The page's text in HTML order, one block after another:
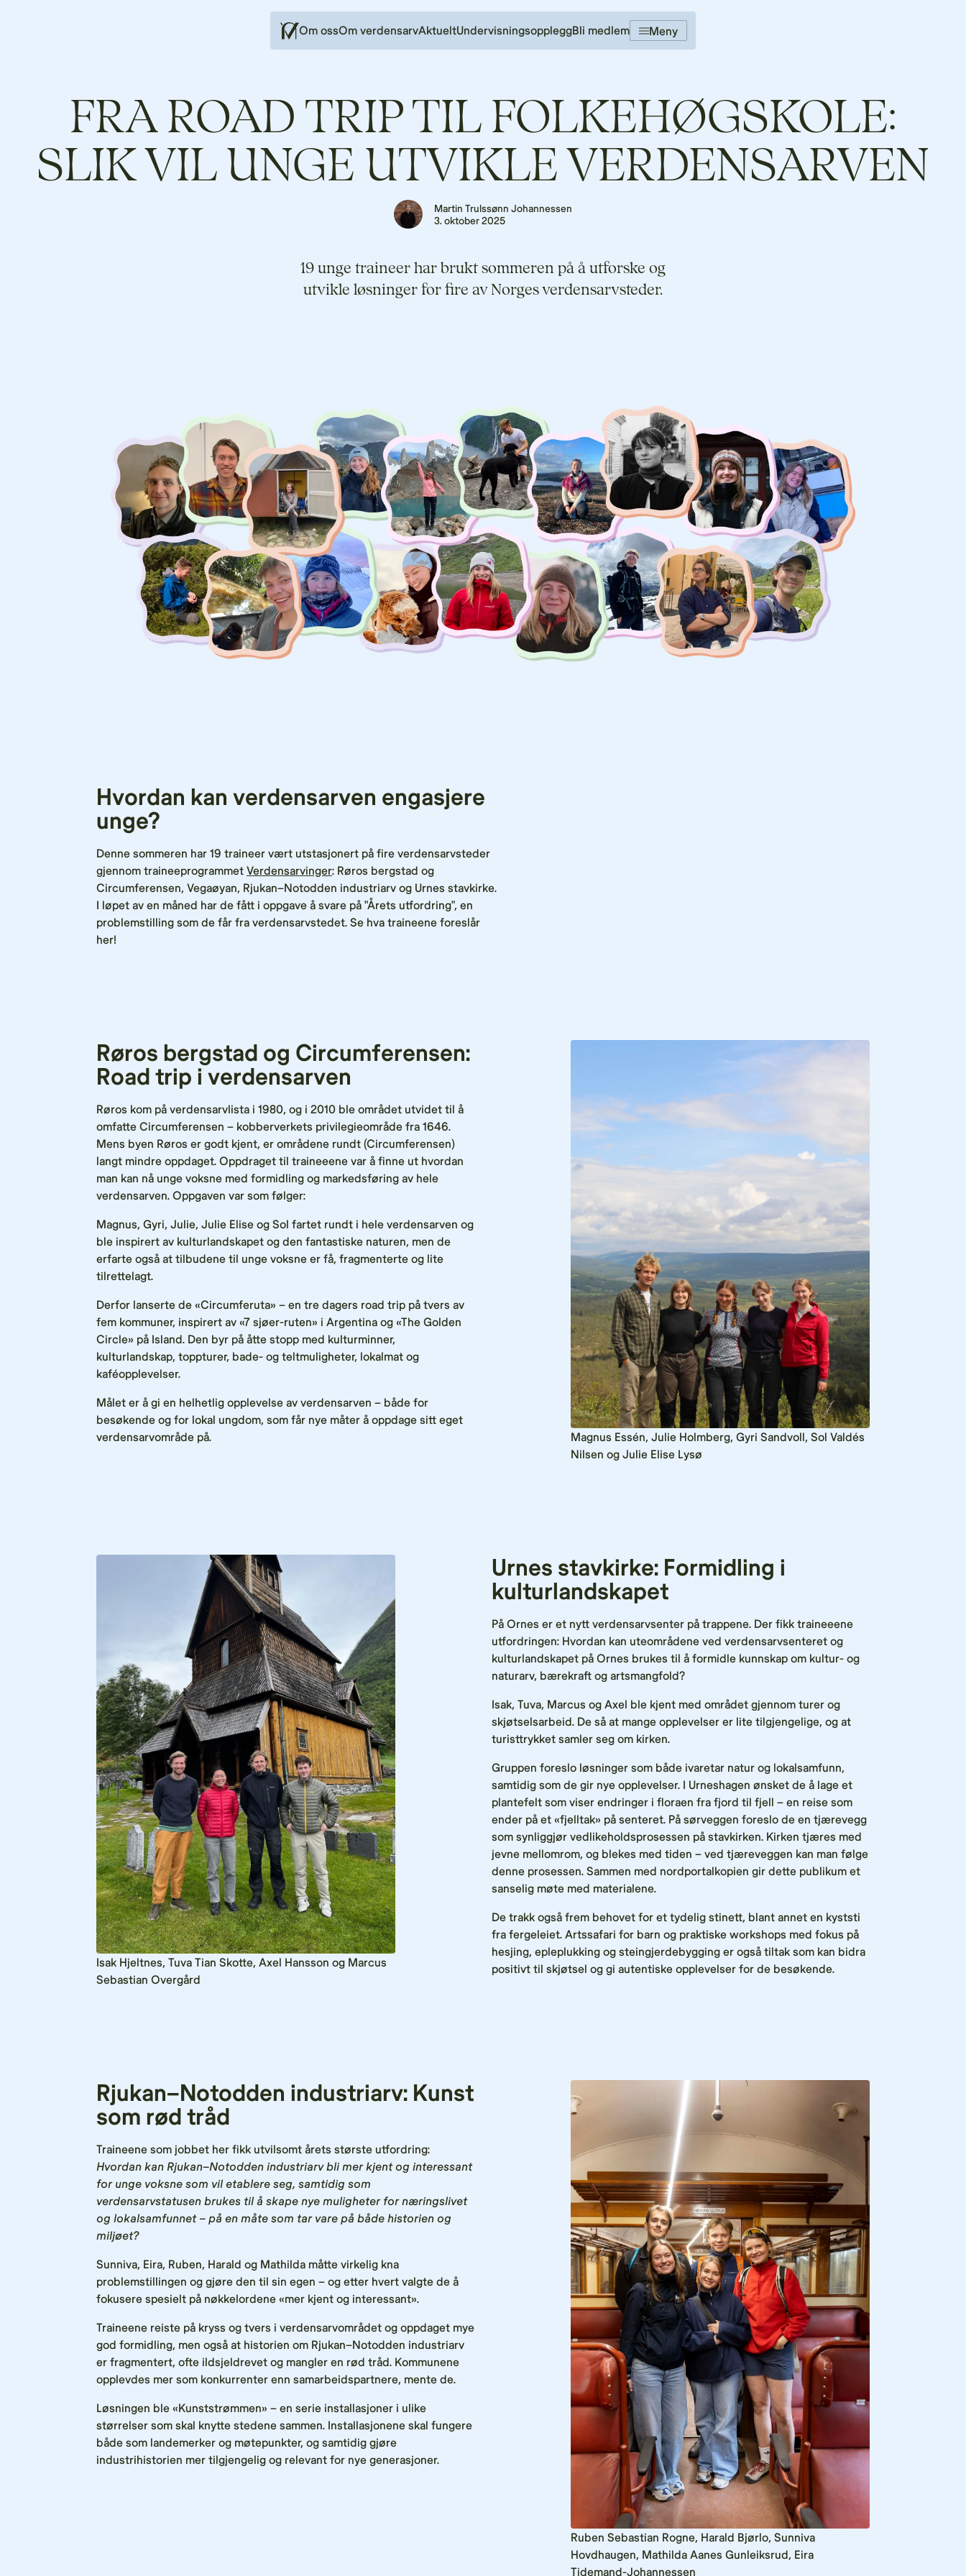
Om ossOm verdensarvAktueltUndervisningsoppleggBli medlem Meny
FRA ROAD TRIP TIL FOLKEHØGSKOLE:
SLIK VIL UNGE UTVIKLE VERDENSARVEN
Martin Trulssønn Johannessen
3. oktober 2025
19 unge traineer har brukt sommeren på å utforske og
utvikle løsninger for fire av Norges verdensarvsteder.
Hvordan kan verdensarven engasjere
unge?
Denne sommeren har 19 traineer vært utstasjonert på fire verdensarvsteder
gjennom traineeprogrammet Verdensarvinger: Røros bergstad og
Circumferensen, Vegaøyan, Rjukan–Notodden industriarv og Urnes stavkirke.
I løpet av en måned har de fått i oppgave å svare på "Årets utfordring", en
problemstilling som de får fra verdensarvstedet. Se hva traineene foreslår
her!
Røros bergstad og Circumferensen:
Road trip i verdensarven
Røros kom på verdensarvlista i 1980, og i 2010 ble området utvidet til å
omfatte Circumferensen – kobberverkets privilegieområde fra 1646.
Mens byen Røros er godt kjent, er områdene rundt (Circumferensen)
langt mindre oppdaget. Oppdraget til traineeene var å finne ut hvordan
man kan nå unge voksne med formidling og markedsføring av hele
verdensarven. Oppgaven var som følger:
Magnus, Gyri, Julie, Julie Elise og Sol fartet rundt i hele verdensarven og
ble inspirert av kulturlandskapet og den fantastiske naturen, men de
erfarte også at tilbudene til unge voksne er få, fragmenterte og lite
tilrettelagt.
Derfor lanserte de «Circumferuta» – en tre dagers road trip på tvers av
fem kommuner, inspirert av «7 sjøer-ruten» i Argentina og «The Golden
Circle» på Island. Den byr på åtte stopp med kulturminner,
kulturlandskap, toppturer, bade- og teltmuligheter, lokalmat og
kaféopplevelser.
Målet er å gi en helhetlig opplevelse av verdensarven – både for
besøkende og for lokal ungdom, som får nye måter å oppdage sitt eget
verdensarvområde på.
Magnus Essén, Julie Holmberg, Gyri Sandvoll, Sol Valdés
Nilsen og Julie Elise Lysø
Urnes stavkirke: Formidling i
kulturlandskapet
På Ornes er et nytt verdensarvsenter på trappene. Der fikk traineeene
utfordringen: Hvordan kan uteområdene ved verdensarvsenteret og
kulturlandskapet på Ornes brukes til å formidle kunnskap om kultur- og
naturarv, bærekraft og artsmangfold?
Isak, Tuva, Marcus og Axel ble kjent med området gjennom turer og
skjøtselsarbeid. De så at mange opplevelser er lite tilgjengelige, og at
turisttrykket samler seg om kirken.
Gruppen foreslo løsninger som både ivaretar natur og lokalsamfunn,
samtidig som de gir nye opplevelser. I Urneshagen ønsket de å lage et
plantefelt som viser endringer i floraen fra fjord til fjell – en reise som
ender på et «fjelltak» på senteret. På sørveggen foreslo de en tjærevegg
som synliggjør vedlikeholdsprosessen på stavkirken. Kirken tjæres med
jevne mellomrom, og blekes med tiden – ved tjæreveggen kan man følge
denne prosessen. Sammen med nordportalkopien gir dette publikum et
sanselig møte med materialene.
De trakk også frem behovet for et tydelig stinett, blant annet en kyststi
fra fergeleiet. Artssafari for barn og praktiske workshops med fokus på
hesjing, epleplukking og steingjerdebygging er også tiltak som kan bidra
positivt til skjøtsel og gi autentiske opplevelser for de besøkende.
Isak Hjeltnes, Tuva Tian Skotte, Axel Hansson og Marcus
Sebastian Overgård
Rjukan–Notodden industriarv: Kunst
som rød tråd
Traineene som jobbet her fikk utvilsomt årets største utfordring:
Hvordan kan Rjukan–Notodden industriarv bli mer kjent og interessant
for unge voksne som vil etablere seg, samtidig som
verdensarvstatusen brukes til å skape nye muligheter for næringslivet
og lokalsamfunnet – på en måte som tar vare på både historien og
miljøet?
Sunniva, Eira, Ruben, Harald og Mathilda måtte virkelig kna
problemstillingen og gjøre den til sin egen – og etter hvert valgte de å
fokusere spesielt på nøkkelordene «mer kjent og interessant».
Traineene reiste på kryss og tvers i verdensarvområdet og oppdaget mye
god formidling, men også at historien om Rjukan–Notodden industriarv
er fragmentert, ofte ildsjeldrevet og mangler en rød tråd. Kommunene
opplevdes mer som konkurrenter enn samarbeidspartnere, mente de.
Løsningen ble «Kunststrømmen» – en serie installasjoner i ulike
størrelser som skal knytte stedene sammen. Installasjonene skal fungere
både som landemerker og møtepunkter, og samtidig gjøre
industrihistorien mer tilgjengelig og relevant for nye generasjoner.
Ruben Sebastian Rogne, Harald Bjørlo, Sunniva
Hovdhaugen, Mathilda Aanes Gunleiksrud, Eira
Tidemand-Johannessen